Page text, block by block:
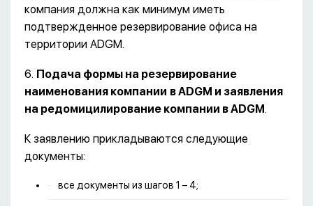
компания должна как минимум иметь
подтвержденное резервирование офиса на
территории ADGM.
6. Подача формы на резервирование
наименования компании вADGM и заявления
на редомицилирование компании вADGM.
К заявлению прикладываются следующие
документы:
все документы из шагов 1 – 4;